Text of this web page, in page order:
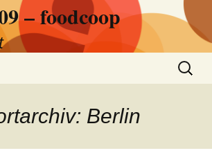
– foodcoop
Suchen
nach:
Berlin